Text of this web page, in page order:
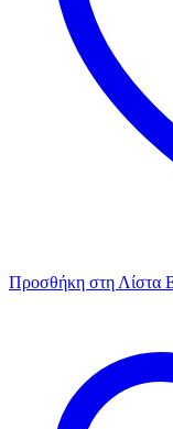
Προσθήκη στη Λίστα